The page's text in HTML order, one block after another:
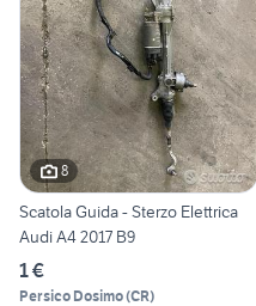
8
Scatola Guida - Sterzo Elettrica
Audi A4 2017 B9
1 €
Persico Dosimo(CR)